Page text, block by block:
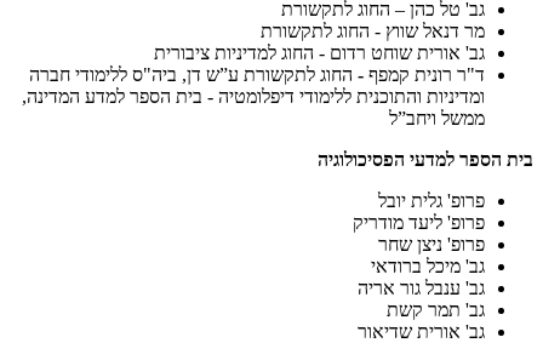
גב' טל כהן – החוג לתקשורת
מר דנאל שווץ - החוג לתקשורת
גב' אורית שוחט רדום - החוג למדיניות ציבורית
ד"ר רונית קמפף - החוג לתקשורת ע”ש דן, ביה"ס ללימודי חברה
ומדיניות והתוכנית ללימודי דיפלומטיה - בית הספר למדע המדינה,
ממשל ויחב”ל
בית הספר למדעי הפסיכולוגיה
פרופ' גלית יובל
פרופ' ליעד מודריק
פרופ' ניצן שחר
גב' מיכל ברודאי
גב' ענבל גור אריה
גב' תמר קשת
גב' אורית שדיאור